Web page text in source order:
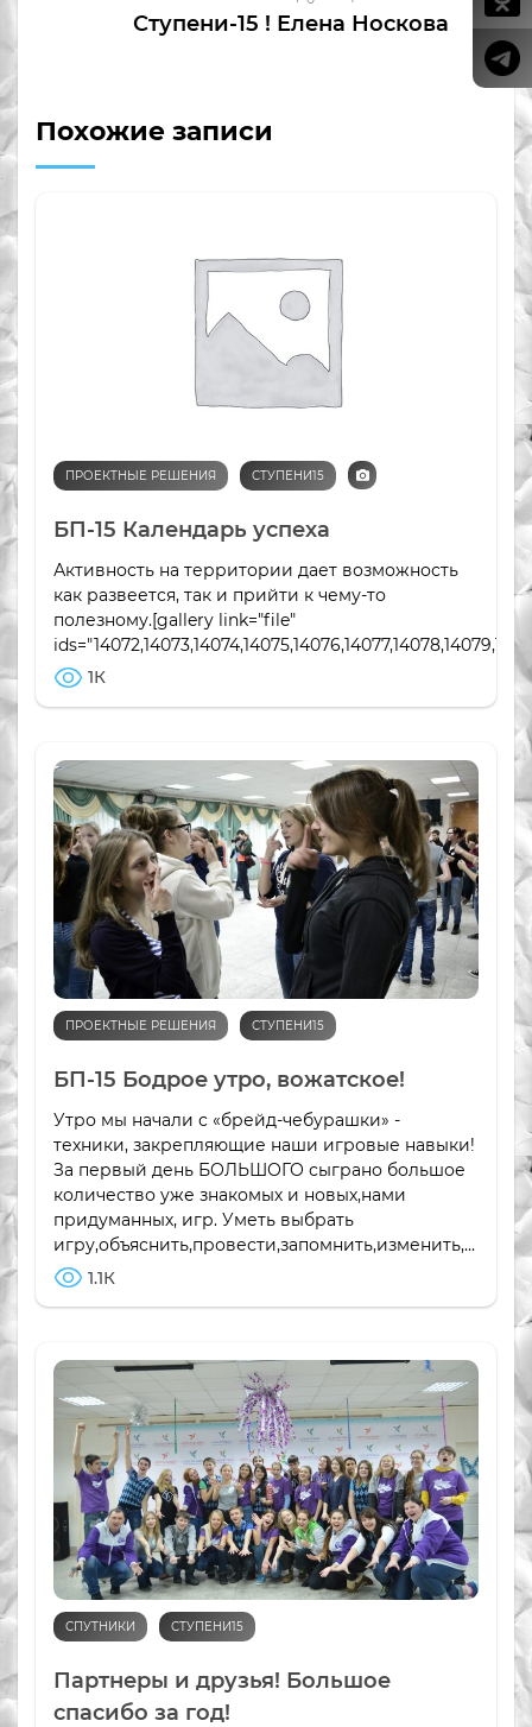
Ступени-15 ! Елена Носкова
Похожие записи
ПРОЕКТНЫЕ РЕШЕНИЯ СТУПЕНИ15
БП-15 Календарь успеха
Активность на территории дает возможность
как развеется, так и прийти к чему-то
полезному.[gallery link="file"
1К
ПРОЕКТНЫЕ РЕШЕНИЯ СТУПЕНИ15
БП-15 Бодрое утро, вожатское!
Утро мы начали с «брейд-чебурашки» -
техники, закрепляющие наши игровые навыки!
За первый день БОЛЬШОГО сыграно большое
количество уже знакомых и новых,нами
придуманных, игр. Уметь выбрать
игру,объяснить,провести,запомнить,изменить,...
1.1К
СПУТНИКИ СТУПЕНИ15
Партнеры и друзья! Большое
спасибо за год!